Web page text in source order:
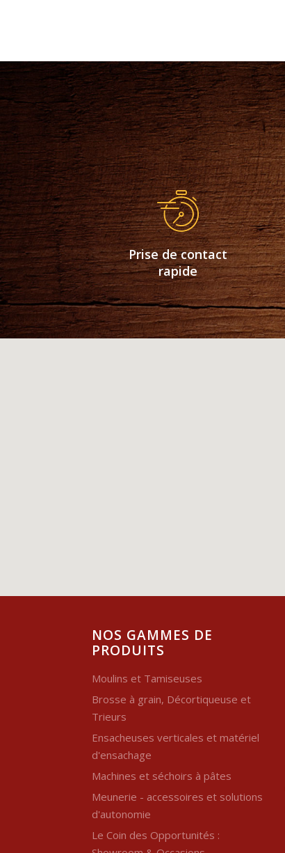
Prise de contact
rapide
NOS GAMMES DE
PRODUITS
Moulins et Tamiseuses
Brosse à grain, Décortiqueuse et
Trieurs
Ensacheuses verticales et matériel
d'ensachage
Machines et séchoirs à pâtes
Meunerie - accessoires et solutions
d'autonomie
Le Coin des Opportunités :